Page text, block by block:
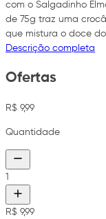
com o Salgadinho
de 75g traz uma
que mistura o doce
Descrição completa
Ofertas
R$ 9,99
Quantidade
1
R$ 9,99